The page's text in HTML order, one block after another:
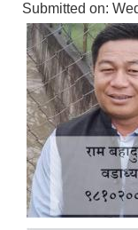
Submitted on: